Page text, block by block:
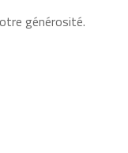
générosité.